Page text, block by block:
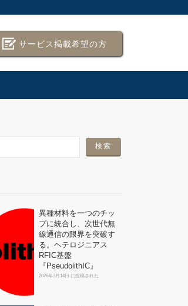
サービス掲載希望の方
異種材料を一つのチッ
プに統合し、次世代無
線通信の限界を突破す
る。ヘテロジニアス
RFIC基盤
『PseudolithIC』
2026年7月14日 に投稿された